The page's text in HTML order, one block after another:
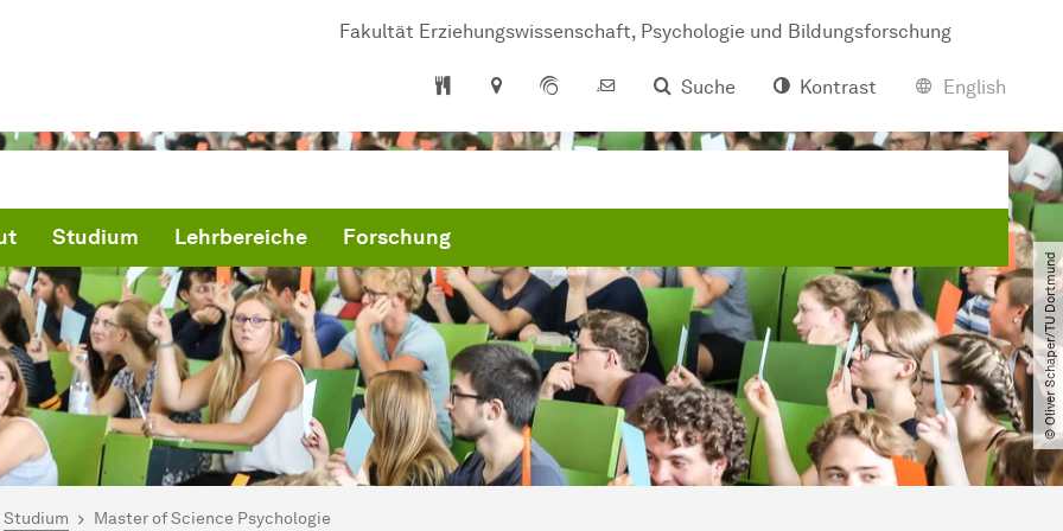
Fakultät Er­zie­hungs­wis­sen­schaft, Psy­cho­lo­gie und Bil­dungs­for­schung
Suche
Kontrast English
Studium Lehrbereiche Forschung
© Oliver Schaper​/​TU Dortmund
hier:
Studium Master of Science Psychologie